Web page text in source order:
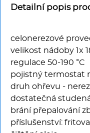
Ostatní
BAZAR
Detailní popis
celonerezové
velikost nádoby 1x
regulace 50-190 °C
pojistný termostat
druh ohřevu -
dostatečná
brání přepalování
příslušenství: